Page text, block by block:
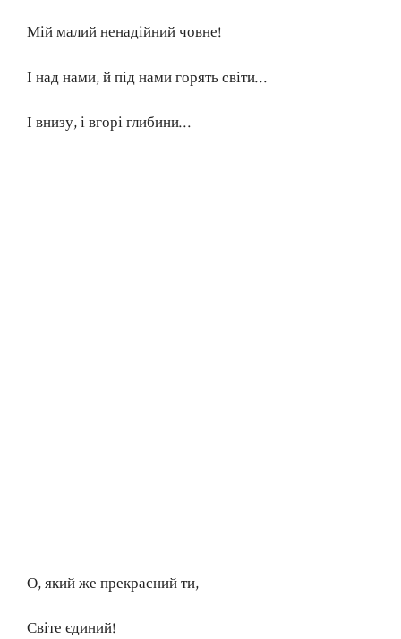
Мій малий ненадійний човне!
І над нами, й під нами горять світи…
І внизу, і вгорі глибини…
О, який же прекрасний ти,
Світе єдиний!